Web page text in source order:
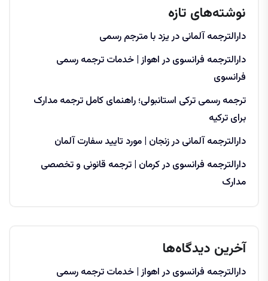
نوشته‌های تازه
دارالترجمه آلمانی در یزد با مترجم رسمی
دارالترجمه فرانسوی در اهواز | خدمات ترجمه رسمی
فرانسوی
ترجمه رسمی ترکی استانبولی؛ راهنمای کامل ترجمه مدارک
برای ترکیه
دارالترجمه آلمانی در زنجان | مورد تایید سفارت آلمان
دارالترجمه فرانسوی در کرمان | ترجمه قانونی و تخصصی
مدارک
آخرین دیدگاه‌ها
دارالترجمه فرانسوی در اهواز | خدمات ترجمه رسمی